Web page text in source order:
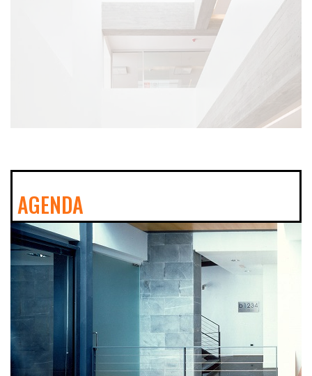
AGENDA